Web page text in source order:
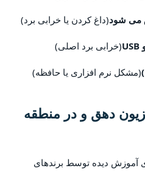
می شود(داغ کردن یا خرابی برد)
(خرابی برد اصلی)
(مشکل نرم افزاری یا حافظه)
دهق و در منطقه
آموزش دیده توسط برندهای